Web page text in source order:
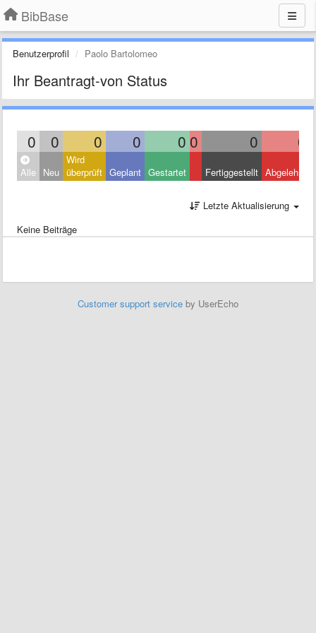
BibBase
Benutzerprofil Paolo Bartolomeo
Ihr Beantragt-von Status
0 0 0 0 0 0 0 0
Alle Neu
Wird
überprüft Geplant Gestartet Fertiggestellt Abgelehnt
Letzte Aktualisierung
Keine Beiträge
Customer support service by UserEcho